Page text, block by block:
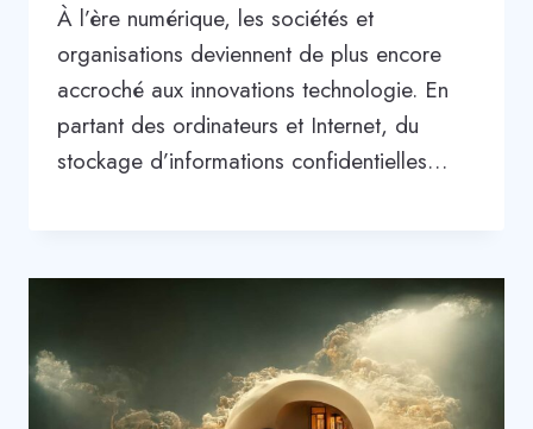
À l’ère numérique, les sociétés et
organisations deviennent de plus encore
accroché aux innovations technologie. En
partant des ordinateurs et Internet, du
stockage d’informations confidentielles…